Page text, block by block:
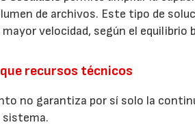
de archivos. Este tipo de
velocidad, según el
recursos técnicos
no garantiza por sí solo la
sistema.